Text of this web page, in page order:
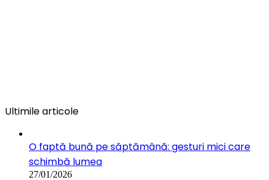
Ultimile articole
O faptă bună pe săptămână: gesturi mici care
schimbă lumea
27/01/2026